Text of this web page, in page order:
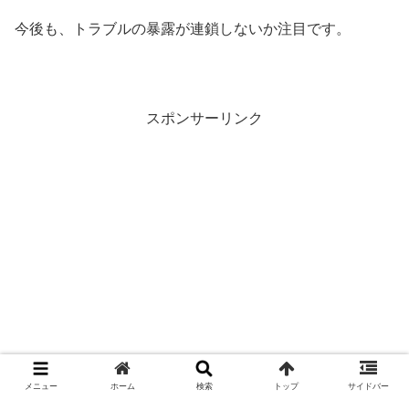
今後も、トラブルの暴露が連鎖しないか注目です。
スポンサーリンク
メニュー ホーム 検索 トップ サイドバー